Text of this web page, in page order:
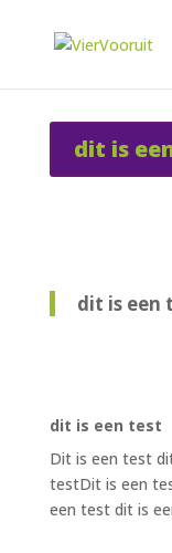
dit is
dit is een
dit is een test
Dit is een test
testDit is een
een test dit is